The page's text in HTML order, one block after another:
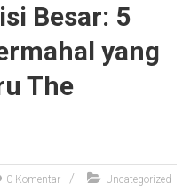
Besar: 5
yang
The
0 Komentar Uncategorized